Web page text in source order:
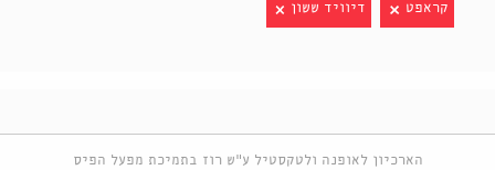
קראפט דיוויד ששון
הארכיון לאופנה ולטקסטיל ע"ש רוז בתמיכת מפעל הפיס